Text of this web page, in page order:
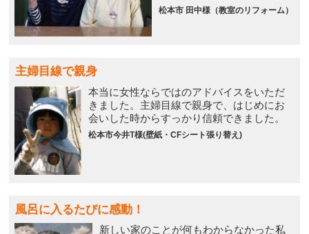
松本市 田中様（教室のリフォーム）
主婦目線で親身
本当に女性ならではのアドバイスをいただ
きました。主婦目線で親身で、はじめにお
会いした時からすっかり信頼できました。
松本市今井T様(壁紙・CFシート張り替え)
風呂に入るたびに感動！
新しい家のことが何もわからなかった私